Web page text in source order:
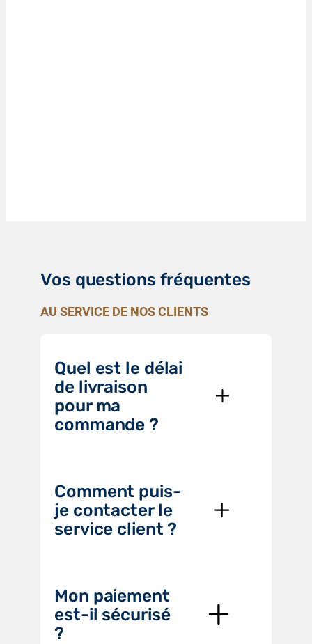
Vos questions fréquentes
AU SERVICE DE NOS CLIENTS
Quel est le délai
de livraison
pour ma
commande ?
Comment puis-
je contacter le
service client ?
Mon paiement
est-il sécurisé
?